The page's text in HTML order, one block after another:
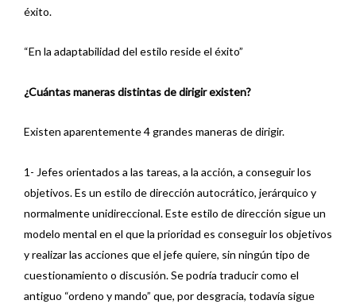
éxito.
“En la adaptabilidad del estilo reside el éxito”
¿Cuántas maneras distintas de dirigir existen?
Existen aparentemente 4 grandes maneras de dirigir.
1- Jefes orientados a las tareas, a la acción, a conseguir los
objetivos. Es un estilo de dirección autocrático, jerárquico y
normalmente unidireccional. Este estilo de dirección sigue un
modelo mental en el que la prioridad es conseguir los objetivos
y realizar las acciones que el jefe quiere, sin ningún tipo de
cuestionamiento o discusión. Se podría traducir como el
antiguo “ordeno y mando” que, por desgracia, todavía sigue